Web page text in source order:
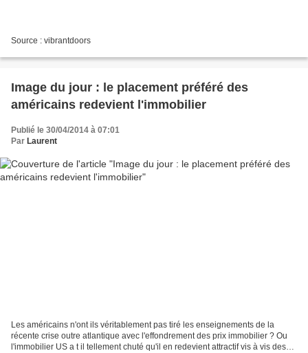
Source : vibrantdoors
Image du jour : le placement préféré des
américains redevient l'immobilier
Publié le 30/04/2014 à 07:01
Par Laurent
Les américains n'ont ils véritablement pas tiré les enseignements de la
récente crise outre atlantique avec l'effondrement des prix immobilier ? Ou
l'immobilier US a t il tellement chuté qu'il en redevient attractif vis à vis des